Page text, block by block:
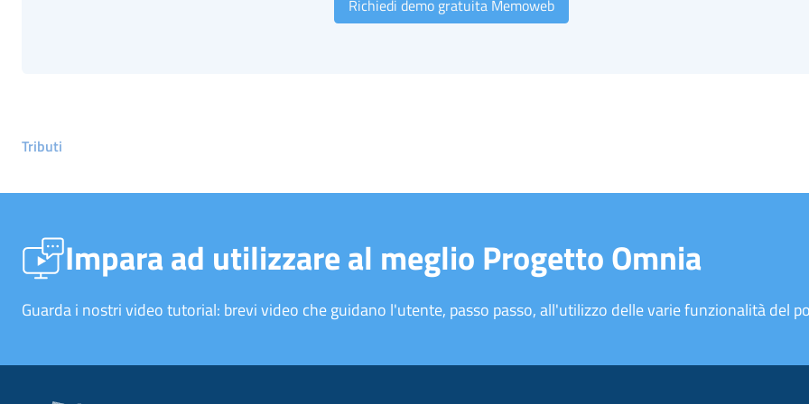
Richiedi demo gratuita Memoweb
Tributi
Impara ad utilizzare al meglio Progetto Omnia
Guarda i nostri video tutorial: brevi video che guidano l'utente, passo passo, all'utilizzo delle varie funzionalità del